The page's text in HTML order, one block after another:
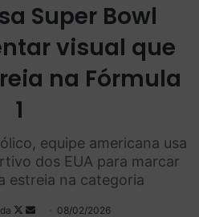
Super Bowl
visual que
na Fórmula
1
equipe americana usa
dos EUA para marcar
estreia na categoria
Follow
Mande08/02/2026